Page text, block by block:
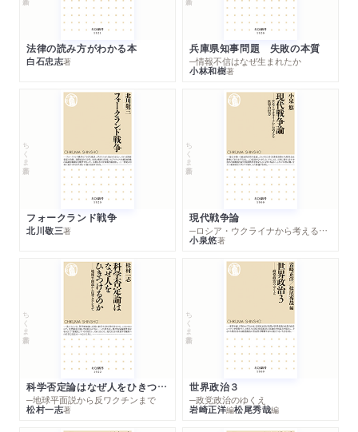
法律の読み方がわかる本
白石忠志著
兵庫県知事問題 失敗の本質
─情報不信はなぜ生まれたか
小林和樹著
ちくま新書
フォークランド戦争
北川敬三著
ちくま新書
現代戦争論
─ロシア・ウクライナから考える世界の行方
小泉悠著
ちくま新書
科学否定論はなぜ人をひきつけるのか
─地球平面説から反ワクチンまで
松村一志著
ちくま新書
世界政治３
─政党政治のゆくえ
岩崎正洋編松尾秀哉編